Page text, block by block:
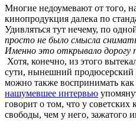
Многие недоумевают от того,
кинопродукция далека по
Удивляться тут нечему, по
просто не было смысла
Именно это открывало дорогу
Хотя, конечно, из этого
сути, нынешний продюсерский
можно также воспринимать
нашумевшее интервью
говорит о том, что у
свободы, чем у него, зажатого